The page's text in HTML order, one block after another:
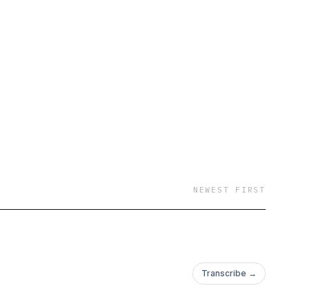
on siis suoraa
NEWEST FIRST
Transcribe →